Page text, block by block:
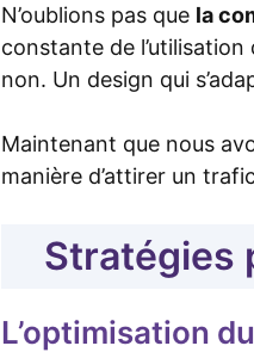
N’oublions pas que la
constante de
non. Un design qui
Maintenant que nous
manière d’attirer un
Stratégies
L’optimisation